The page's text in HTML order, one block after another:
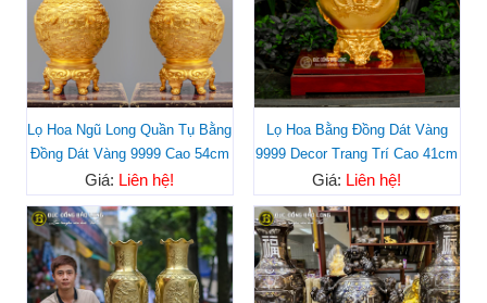
Lọ Hoa Ngũ Long Quần Tụ Bằng
Đồng Dát Vàng 9999 Cao 54cm
Giá: Liên hệ!
Lọ Hoa Bằng Đồng Dát Vàng
9999 Decor Trang Trí Cao 41cm
Giá: Liên hệ!